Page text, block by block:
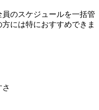
のスケジュールを一括管
には特におすすめできま